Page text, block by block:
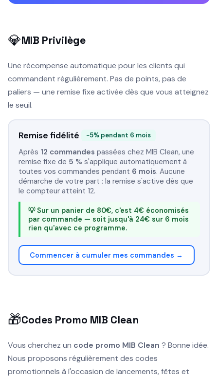
💎MIB Privilège
Une récompense automatique pour les clients qui
commandent régulièrement. Pas de points, pas de
paliers — une remise fixe activée dès que vous atteignez
le seuil.
Remise fidélité −5% pendant 6 mois
Après 12 commandes passées chez MIB Clean, une
remise fixe de 5 % s'applique automatiquement à
toutes vos commandes pendant 6 mois. Aucune
démarche de votre part : la remise s'active dès que
le compteur atteint 12.
💡 Sur un panier de 80€, c'est 4€ économisés
par commande — soit jusqu'à 24€ sur 6 mois
rien qu'avec ce programme.
Commencer à cumuler mes commandes →
🎁Codes Promo MIB Clean
Vous cherchez un code promo MIB Clean ? Bonne idée.
Nous proposons régulièrement des codes
promotionnels à l'occasion de lancements, fêtes et